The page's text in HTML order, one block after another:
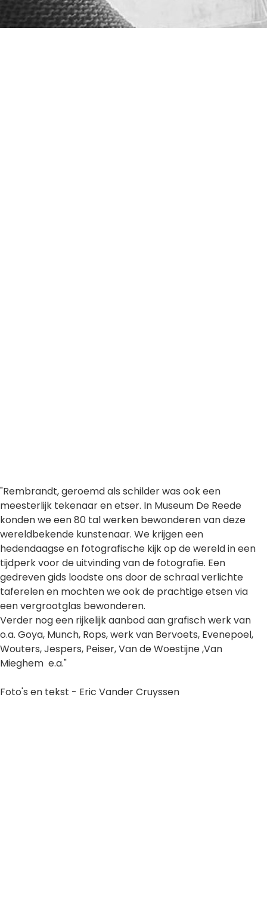
"Rembrandt, geroemd als schilder was ook een
meesterlijk tekenaar en etser. In Museum De Reede
konden we een 80 tal werken bewonderen van deze
wereldbekende kunstenaar. We krijgen een
hedendaagse en fotografische kijk op de wereld in een
tijdperk voor de uitvinding van de fotografie. Een
gedreven gids loodste ons door de schraal verlichte
taferelen en mochten we ook de prachtige etsen via
een vergrootglas bewonderen.
Verder nog een rijkelijk aanbod aan grafisch werk van
o.a. Goya, Munch, Rops, werk van Bervoets, Evenepoel,
Wouters, Jespers, Peiser, Van de Woestijne ,Van
Mieghem e.a."
Foto's en tekst - Eric Vander Cruyssen